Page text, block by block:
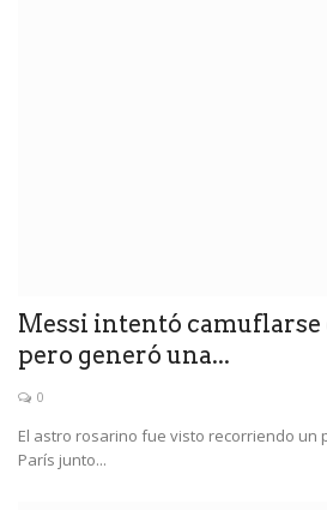
Messi intentó camuflarse
pero generó una...
0
El astro rosarino fue visto recorriendo un
París junto...